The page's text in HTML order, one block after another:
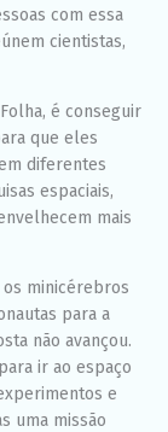
com essa
cientistas,
é conseguir
que eles
diferentes
espaciais,
mais
minicérebros
para a
não avançou.
ir ao espaço
e
uma missão